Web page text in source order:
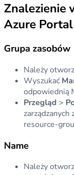
Znalezienie
Azure Portal
Grupa zasobów
Należy
Wyszukać
odpowiednią
Przegląd >
resource-
Name
Należy